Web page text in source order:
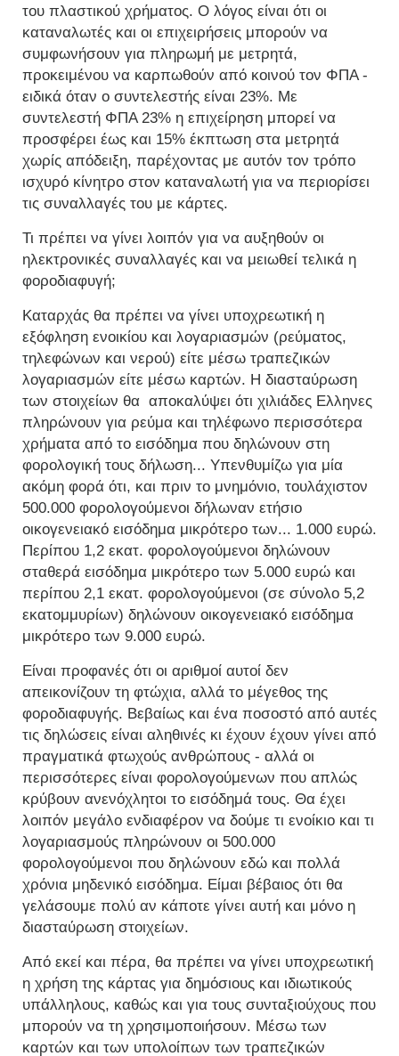
του πλαστικού χρήματος. Ο λόγος είναι ότι οι
καταναλωτές και οι επιχειρήσεις μπορούν να
συμφωνήσουν για πληρωμή με μετρητά,
προκειμένου να καρπωθούν από κοινού τον ΦΠΑ -
ειδικά όταν ο συντελεστής είναι 23%. Με
συντελεστή ΦΠΑ 23% η επιχείρηση μπορεί να
προσφέρει έως και 15% έκπτωση στα μετρητά
χωρίς απόδειξη, παρέχοντας με αυτόν τον τρόπο
ισχυρό κίνητρο στον καταναλωτή για να περιορίσει
τις συναλλαγές του με κάρτες.
Τι πρέπει να γίνει λοιπόν για να αυξηθούν οι
ηλεκτρονικές συναλλαγές και να μειωθεί τελικά η
φοροδιαφυγή;
Καταρχάς θα πρέπει να γίνει υποχρεωτική η
εξόφληση ενοικίου και λογαριασμών (ρεύματος,
τηλεφώνων και νερού) είτε μέσω τραπεζικών
λογαριασμών είτε μέσω καρτών. Η διασταύρωση
των στοιχείων θα αποκαλύψει ότι χιλιάδες Ελληνες
πληρώνουν για ρεύμα και τηλέφωνο περισσότερα
χρήματα από το εισόδημα που δηλώνουν στη
φορολογική τους δήλωση... Υπενθυμίζω για μία
ακόμη φορά ότι, και πριν το μνημόνιο, τουλάχιστον
500.000 φορολογούμενοι δήλωναν ετήσιο
οικογενειακό εισόδημα μικρότερο των... 1.000 ευρώ.
Περίπου 1,2 εκατ. φορολογούμενοι δηλώνουν
σταθερά εισόδημα μικρότερο των 5.000 ευρώ και
περίπου 2,1 εκατ. φορολογούμενοι (σε σύνολο 5,2
εκατομμυρίων) δηλώνουν οικογενειακό εισόδημα
μικρότερο των 9.000 ευρώ.
Είναι προφανές ότι οι αριθμοί αυτοί δεν
απεικονίζουν τη φτώχια, αλλά το μέγεθος της
φοροδιαφυγής. Βεβαίως και ένα ποσοστό από αυτές
τις δηλώσεις είναι αληθινές κι έχουν έχουν γίνει από
πραγματικά φτωχούς ανθρώπους - αλλά οι
περισσότερες είναι φορολογούμενων που απλώς
κρύβουν ανενόχλητοι το εισόδημά τους. Θα έχει
λοιπόν μεγάλο ενδιαφέρον να δούμε τι ενοίκιο και τι
λογαριασμούς πληρώνουν οι 500.000
φορολογούμενοι που δηλώνουν εδώ και πολλά
χρόνια μηδενικό εισόδημα. Είμαι βέβαιος ότι θα
γελάσουμε πολύ αν κάποτε γίνει αυτή και μόνο η
διασταύρωση στοιχείων.
Από εκεί και πέρα, θα πρέπει να γίνει υποχρεωτική
η χρήση της κάρτας για δημόσιους και ιδιωτικούς
υπάλληλους, καθώς και για τους συνταξιούχους που
μπορούν να τη χρησιμοποιήσουν. Μέσω των
καρτών και των υπολοίπων των τραπεζικών